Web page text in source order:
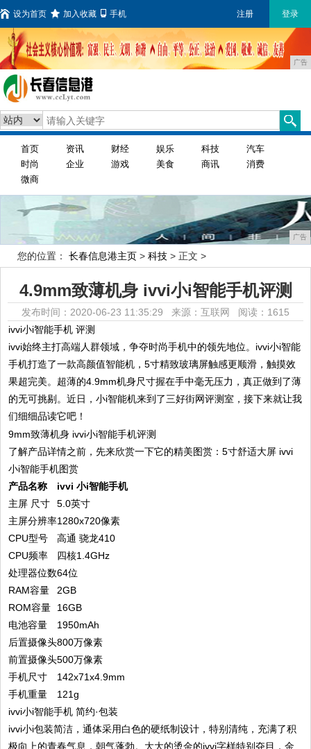
设为首页 加入收藏 手机 注册 登录
广告
首页 资讯 财经 娱乐 科技
汽车
时尚
企业 游戏 美食 商讯
消费
微商
广告
您的位置： 长春信息港主页 > 科技 > 正文 >
4.9mm致薄机身 ivvi小i智能手机评测
发布时间：2020-06-23 11:35:29 来源：互联网 阅读：1615
ivvi小i智能手机 评测
ivvi始终主打高端人群领域，争夺时尚手机中的领先地位。ivvi小i智能
手机打造了一款高颜值智能机，5寸精致玻璃屏触感更顺滑，触摸效
果超完美。超薄的4.9mm机身尺寸握在手中毫无压力，真正做到了薄
的无可挑剔。近日，小i智能机来到了三好街网评测室，接下来就让我
们细细品读它吧！
了解产品详情之前，先来欣赏一下它的精美图赏：5寸舒适大屏 ivvi
小i智能手机图赏
产品名称
ivvi 小i智能手机
主屏 尺寸
5.0英寸
主屏分辨率1280x720像素
CPU型号
高通 骁龙410
CPU频率
四核1.4GHz
处理器位数64位
RAM容量
2GB
ROM容量
16GB
电池容量
1950mAh
后置摄像头800万像素
前置摄像头500万像素
手机尺寸
142x71x4.9mm
手机重量
121g
ivvi小i智能手机 简约·包装
ivvi小i包装简洁，通体采用白色的硬纸制设计，特别清纯，充满了积
极向上的青春气息，朝气蓬勃。大大的烫金的ivvi字样特别夺目，金